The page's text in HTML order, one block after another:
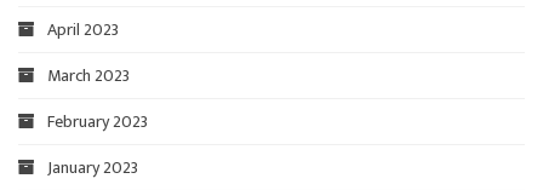
April 2023
March 2023
February 2023
January 2023